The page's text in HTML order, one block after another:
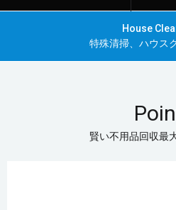
House
特殊清掃、ハウス
賢い不用品回収最